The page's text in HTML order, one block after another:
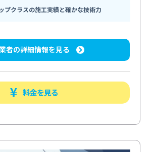
プクラスの施工実績と確かな技術力
者の詳細情報を見る
料金を見る